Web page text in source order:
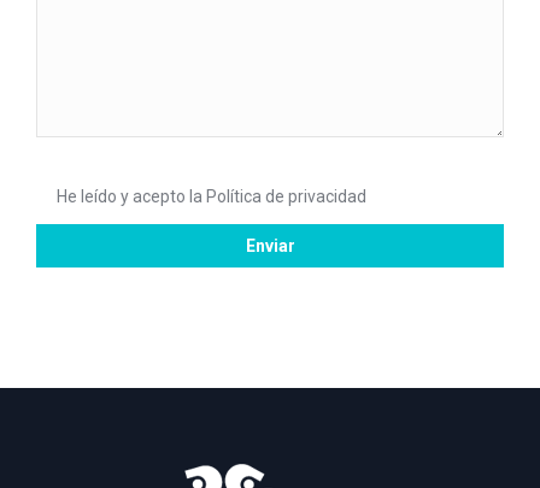
He leído y acepto la Política de privacidad